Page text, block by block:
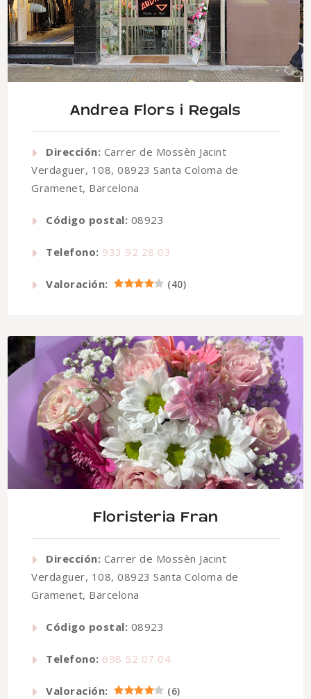
Andrea Flors i Regals
Dirección: Carrer de Mossèn Jacint
Verdaguer, 108, 08923 Santa Coloma de
Gramenet, Barcelona
Código postal: 08923
Telefono: 933 92 28 03
Valoración: (40)
Floristeria Fran
Dirección: Carrer de Mossèn Jacint
Verdaguer, 108, 08923 Santa Coloma de
Gramenet, Barcelona
Código postal: 08923
Telefono: 698 52 07 04
Valoración: (6)